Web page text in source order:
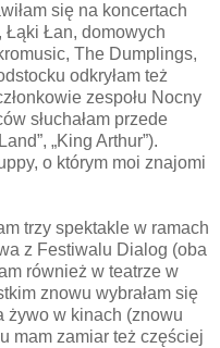
się na koncertach
Łan, domowych
The Dumplings,
odkryłam też
zespołu Nocny
słuchałam przede
„King Arthur”).
o którym moi znajomi
trzy spektakle w ramach
z Festiwalu Dialog (oba
również w teatrze w
znowu wybrałam się
żywo w kinach (znowu
mam zamiar też częściej